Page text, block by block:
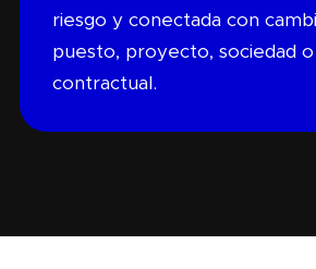
riesgo y conectada con
puesto, proyecto, sociedad
contractual.